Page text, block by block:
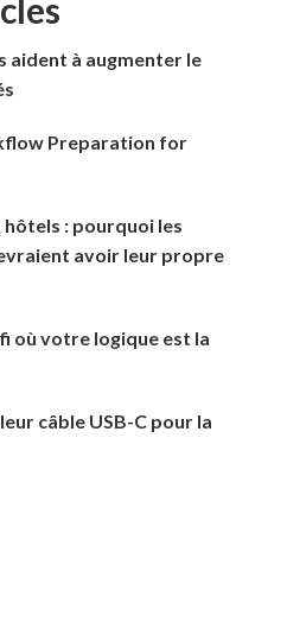
aident à augmenter le
Preparation for
: pourquoi les
avoir leur propre
où votre logique est la
câble USB-C pour la